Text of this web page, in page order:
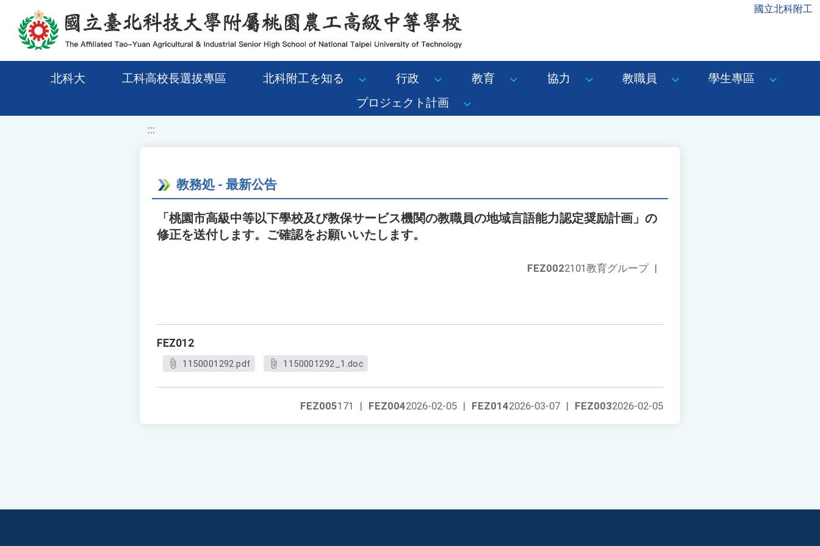
移至網頁之主要內容區位置 國立北科附工
北科大 工科高校長選拔專區 北科附工を知る 行政 教育 協力 教職員
學生專區
プロジェクト計画
:::
教務処 - 最新公告
「桃園市高級中等以下學校及び教保サービス機関の教職員の地域言語能力認定奨励計画」の
修正を送付します。ご確認をお願いいたします。
FEZ0022101教育グループ |
FEZ012
1150001292.pdf 1150001292_1.doc
FEZ0032026-02-05
FEZ0142026-03-07 |
FEZ0042026-02-05 |
FEZ005171 |